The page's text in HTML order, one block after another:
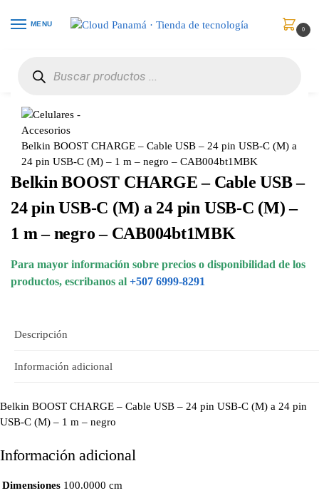
MENU
0
Belkin BOOST CHARGE – Cable USB – 24 pin USB-C (M) a
24 pin USB-C (M) – 1 m – negro – CAB004bt1MBK
Belkin BOOST CHARGE – Cable USB –
24 pin USB-C (M) a 24 pin USB-C (M) –
1 m – negro – CAB004bt1MBK
Para mayor información sobre precios o disponibilidad de los
productos, escribanos al +507 6999-8291
Descripción
Información adicional
Belkin BOOST CHARGE – Cable USB – 24 pin USB-C (M) a 24 pin
USB-C (M) – 1 m – negro
Información adicional
Dimensiones 100.0000 cm